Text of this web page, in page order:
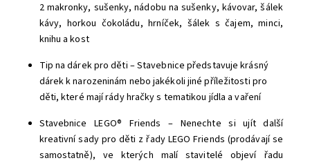
2 makronky, sušenky, nádobu na sušenky, kávovar, šálek
kávy, horkou čokoládu, hrníček, šálek s čajem, minci,
knihu a kost
Tip na dárek pro děti – Stavebnice představuje krásný
dárek k narozeninám nebo jakékoli jiné příležitosti pro
děti, které mají rády hračky s tematikou jídla a vaření
Stavebnice LEGO® Friends – Nenechte si ujít další
kreativní sady pro děti z řady LEGO Friends (prodávají se
samostatně), ve kterých malí stavitelé objeví řadu